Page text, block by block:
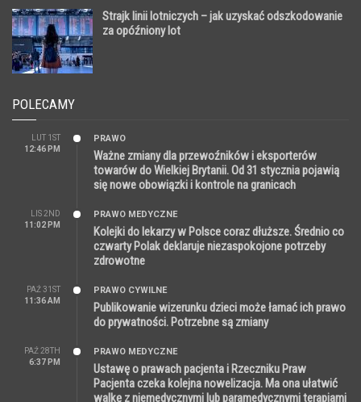
Strajk linii lotniczych – jak uzyskać odszkodowanie
za opóźniony lot
POLECAMY
LUT 1ST
12:46 PM
PRAWO
Ważne zmiany dla przewoźników i eksporterów
towarów do Wielkiej Brytanii. Od 31 stycznia pojawią
się nowe obowiązki i kontrole na granicach
LIS 2ND
11:02 PM
PRAWO MEDYCZNE
Kolejki do lekarzy w Polsce coraz dłuższe. Średnio co
czwarty Polak deklaruje niezaspokojone potrzeby
zdrowotne
PAŹ 31ST
11:36 AM
PRAWO CYWILNE
Publikowanie wizerunku dzieci może łamać ich prawo
do prywatności. Potrzebne są zmiany
PAŹ 28TH
6:37 PM
PRAWO MEDYCZNE
Ustawę o prawach pacjenta i Rzeczniku Praw
Pacjenta czeka kolejna nowelizacja. Ma ona ułatwić
walkę z niemedycznymi lub paramedycznymi terapiami